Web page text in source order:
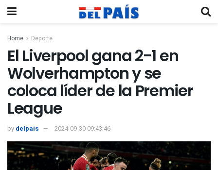
Home Deporte
El Liverpool gana 2-1 en
Wolverhampton y se
coloca líder de la Premier
League
by delpais 2024-09-30 09:43:46